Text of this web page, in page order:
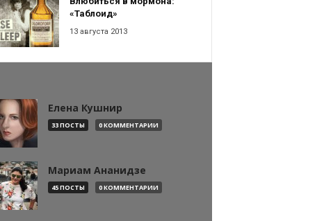
«Таблоид»
13 августа 2013
Елена Кушнир
33 ПОСТЫ 0 КОММЕНТАРИИ
Мариам Ананидзе
45 ПОСТЫ 0 КОММЕНТАРИИ